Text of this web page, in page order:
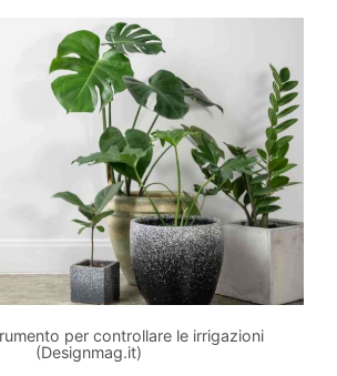
per controllare le irrigazioni
(Designmag.it)